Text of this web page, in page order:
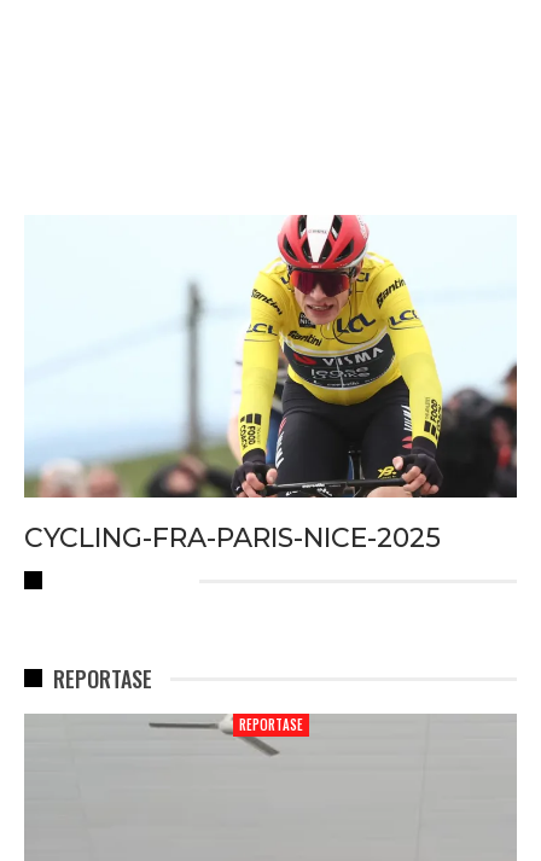
CYCLING-FRA-PARIS-NICE-2025
REPORTASE
REPORTASE